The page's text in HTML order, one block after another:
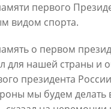
18/10/
первого
видом спорта.
о первом
для нашей страны и
президента
мы будем делать